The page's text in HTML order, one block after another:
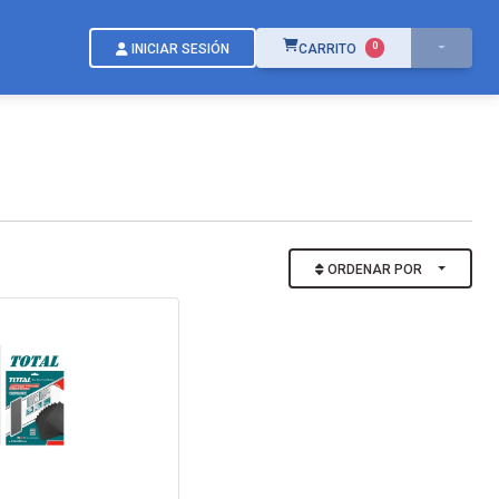
INICIAR SESIÓN CARRITO 0ÍTEMS EN EL CARRITO
ORDENAR POR